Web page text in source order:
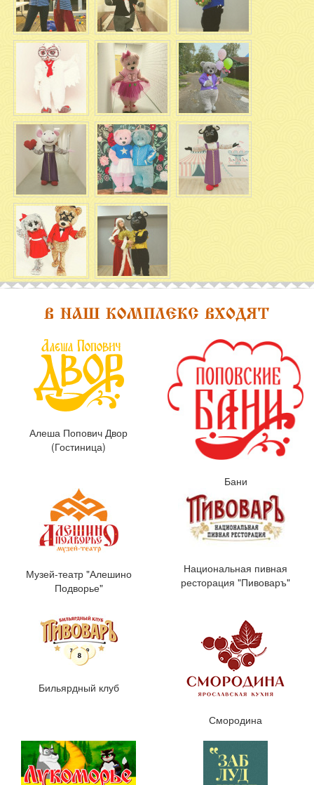
Алеша Попович Двор
(Гостиница)
Бани
Музей-театр "Алешино
Подворье"
Национальная пивная
ресторация "Пивоваръ"
Бильярдный клуб
Смородина